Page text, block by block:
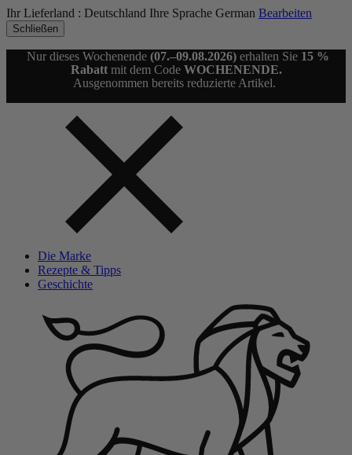
Ihr Lieferland : Deutschland Ihre Sprache German Bearbeiten
Schließen
Nur dieses Wochenende(07.–09.08.2026)erhalten Sie 15 %
Rabattmit dem Code WOCHENENDE.
Ausgenommen bereits reduzierte Artikel.
Die Marke
Rezepte & Tipps
Geschichte